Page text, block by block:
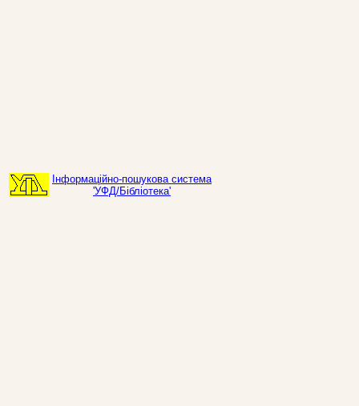
Інформаційно-пошукова система
'УФД/Бібліотека'